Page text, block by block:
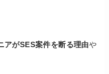
アがSES案件を断る理由や